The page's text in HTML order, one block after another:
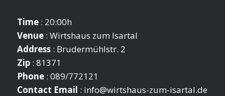
Time : 20:00h
Venue : Wirtshaus zum Isartal
Address : Brudermühlstr. 2
Zip : 81371
Phone : 089/772121
Contact Email : info@wirtshaus-zum-isartal.de